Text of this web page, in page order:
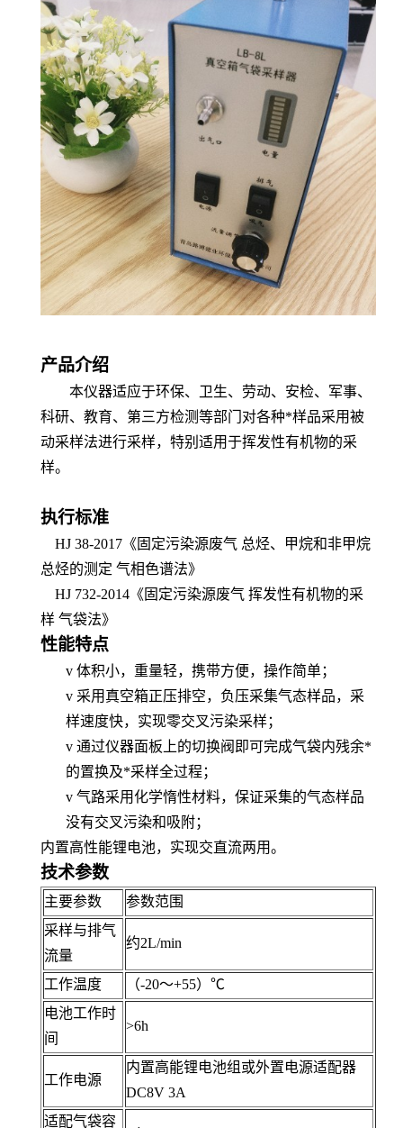
产品介绍
本仪器适应于环保、卫生、劳动、安检、军事、
科研、 教育、第三方检测等部门对各种*样品采用被
动采样法进行采样， 特别适用于挥发性有机物的采
样。
执行标准
HJ 38-2017 《 固定污染源废气 总烃、甲烷和非甲烷
总烃的测定 气相色谱法》
HJ 732-2014 《 固定污染源废气 挥发性有机物的采
样 气袋法》
性能特点
v 体积小，重量轻，携带方便，操作简单；
v 采用真空箱正压排空，负压采集气态样品，采
样速度快，实现零交叉污染采样；
v 通过仪器面板上的切换阀即可完成气袋内残余*
的置换及*采样全过程；
v 气路采用化学惰性材料，保证采集的气态样品
没有交叉污染和吸附；
内置高性能锂电池，实现交直流两用。
技术参数
主要参数
参数范围
采样与排气
流量
约2L/min
工作温度
（-20～+55）℃
电池工作时
间
>6h
工作电源
内置高能锂电池组或外置电源适配器
DC8V 3A
适配气袋容